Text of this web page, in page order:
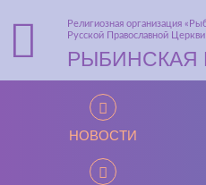
Религиозная организация
Русской Православной
РЫБИНСКАЯ
НОВОСТИ